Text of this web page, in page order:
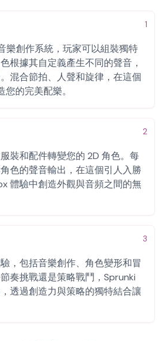
1
樂創作系統，玩家可以組裝獨特
根據其自定義產生不同的聲音，
混合節拍、人聲和旋律，在這個
的完美配樂。
2
裝和配件轉變您的 2D 角色。每
色的聲音輸出，在這個引人入勝
體驗中創造外觀與音頻之間的無
3
，包括音樂創作、角色變形和冒
奏挑戰還是策略戰鬥，Sprunki
透過創造力與策略的獨特結合讓